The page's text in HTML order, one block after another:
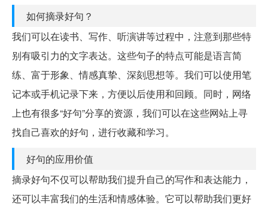
如何摘录好句？
我们可以在读书、写作、听演讲等过程中，注意到那些特
别有吸引力的文字表达。这些句子的特点可能是语言简
练、富于形象、情感真挚、深刻思想等。我们可以使用笔
记本或手机记录下来，方便以后使用和回顾。同时，网络
上也有很多“好句”分享的资源，我们可以在这些网站上寻
找自己喜欢的好句，进行收藏和学习。
好句的应用价值
摘录好句不仅可以帮助我们提升自己的写作和表达能力，
还可以丰富我们的生活和情感体验。它可以帮助我们更好